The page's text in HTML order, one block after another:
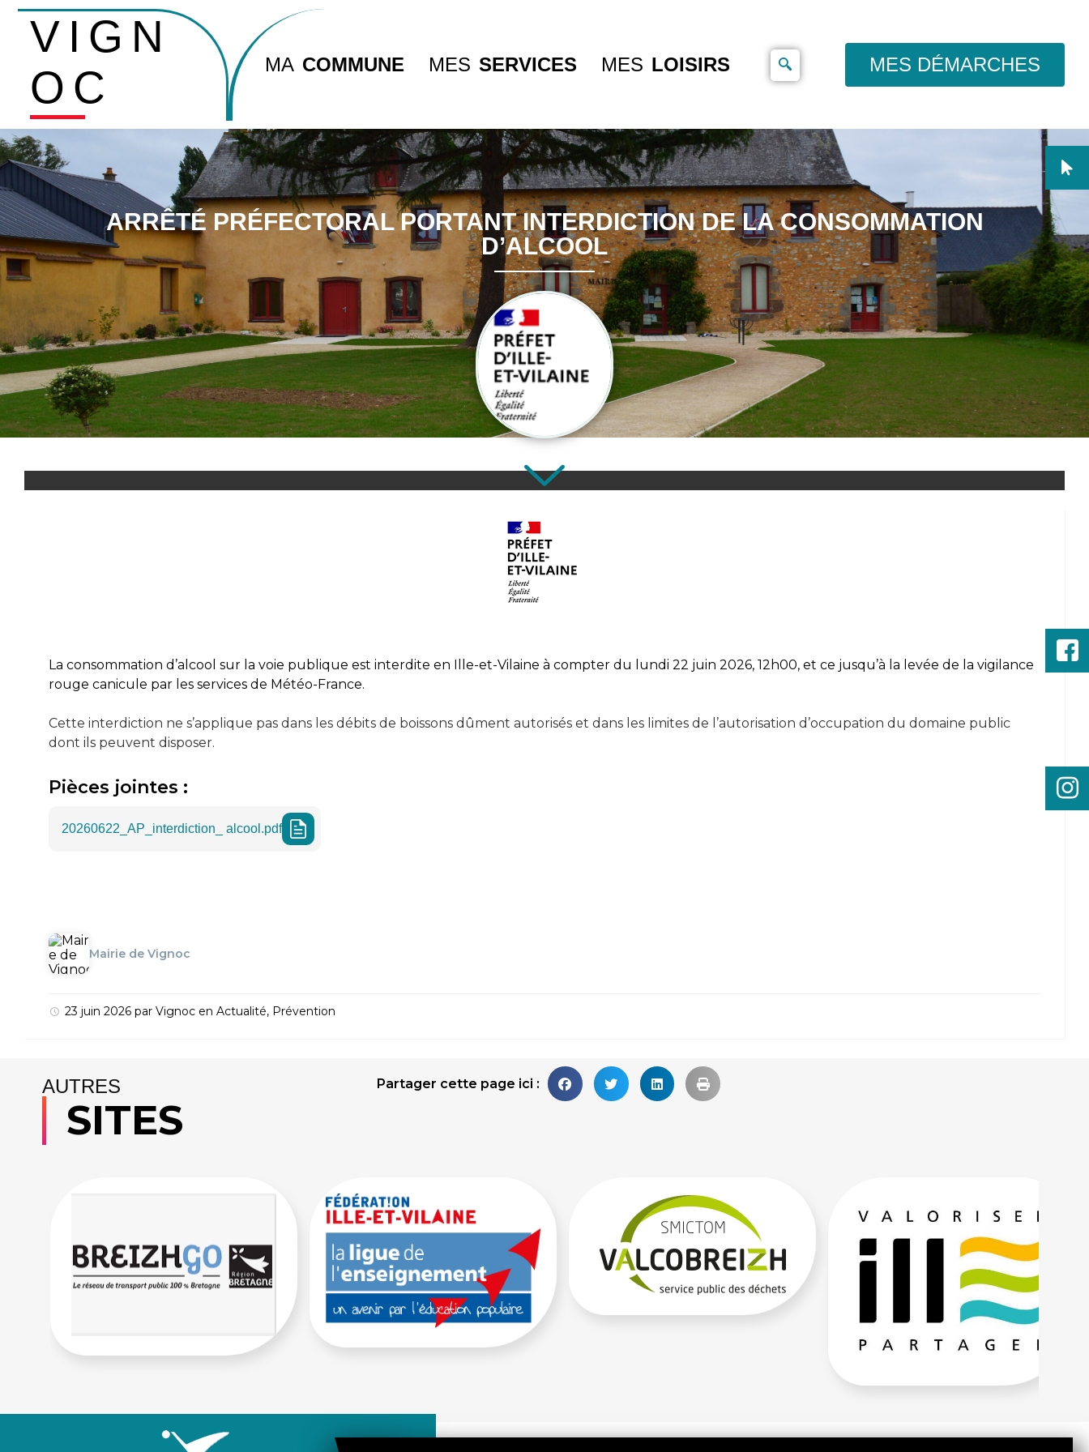
VIGN
OC
MA COMMUNE MES SERVICES MES LOISIRS MES DÉMARCHES
ARRÊTÉ PRÉFECTORAL PORTANT INTERDICTION DE LA CONSOMMATION
D’ALCOOL
La consommation d’alcool sur la voie publique est interdite en Ille-et-Vilaine à compter du lundi 22 juin 2026, 12h00, et ce jusqu’à la levée de la vigilance
rouge canicule par les services de Météo-France.
Cette interdiction ne s’applique pas dans les débits de boissons dûment autorisés et dans les limites de l’autorisation d’occupation du domaine public
dont ils peuvent disposer.
Pièces jointes :
20260622_AP_interdiction_ alcool.pdf
Mairie de Vignoc
23 juin 2026 par Vignoc en Actualité, Prévention
Partager cette page ici :
AUTRES
SITES